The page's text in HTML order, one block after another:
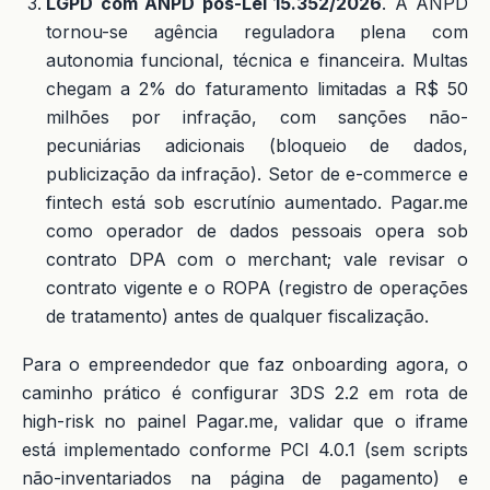
tornou-se agência reguladora plena com
autonomia funcional, técnica e financeira. Multas
chegam a 2% do faturamento limitadas a R$ 50
milhões por infração, com sanções não-
pecuniárias adicionais (bloqueio de dados,
publicização da infração). Setor de e-commerce e
fintech está sob escrutínio aumentado. Pagar.me
como operador de dados pessoais opera sob
contrato DPA com o merchant; vale revisar o
contrato vigente e o ROPA (registro de operações
de tratamento) antes de qualquer fiscalização.
Para o empreendedor que faz onboarding agora, o
caminho prático é configurar 3DS 2.2 em rota de
high-risk no painel Pagar.me, validar que o iframe
está implementado conforme PCI 4.0.1 (sem scripts
não-inventariados na página de pagamento) e